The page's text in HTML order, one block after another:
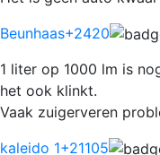
Beunhaas+2420
1 liter op 1000 lm is
het ook klinkt.
Vaak zuigerveren
kaleido 1+21105